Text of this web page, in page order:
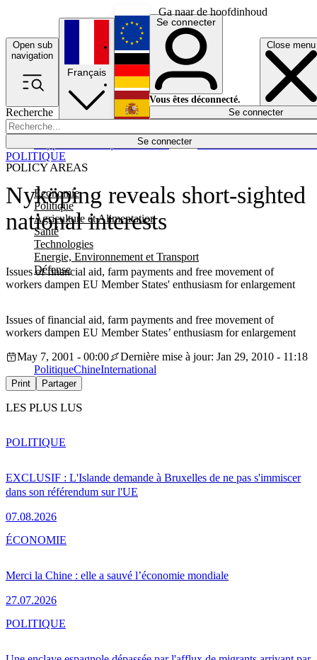
Ga naar de hoofdinhoud
Open sub
navigation
Close menu
Recherche
Se connecter
POLICY AREAS
Economie
Politique
Agriculture et Alimentation
Santé
Technologies
Energie, Environnement et Transport
Défense
Économie
Français
English
Deutsch
Español
Se connecter
Vous êtes déconnecté.
Se connecter
Nyköping reveals short-sighted
national interests
Issues of financial aid, farm payments and free movement of
workers dampen EU Member States' enthusiasm for enlargement
POLITIQUE
Issues of financial aid, farm payments and free movement of
workers dampen EU Member States’ enthusiasm for enlargement
May 7, 2001 - 00:00
Dernière mise à jour: Jan 29, 2010 - 11:18
PolitiqueChineInternational
Print Partager
LES PLUS LUS
EXCLUSIF : L'Islande demande à Bruxelles de ne pas s'immiscer
dans son référendum sur l'UE
07.08.2026
POLITIQUE
Merci la Chine : elle a sauvé l’économie mondiale
27.07.2026
ÉCONOMIE
POLITIQUE